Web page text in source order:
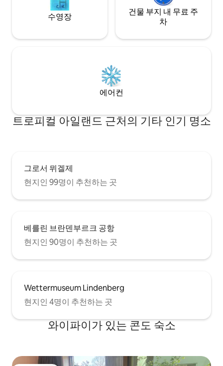
수영장
건물 부지 내 무료 주
차
에어컨
트로피컬 아일랜드 근처의 기타 인기 명소
그로서 뮈겔제
현지인 99명이 추천하는 곳
베를린 브란덴부르크 공항
현지인 90명이 추천하는 곳
Wettermuseum Lindenberg
현지인 4명이 추천하는 곳
와이파이가 있는 콘도 숙소